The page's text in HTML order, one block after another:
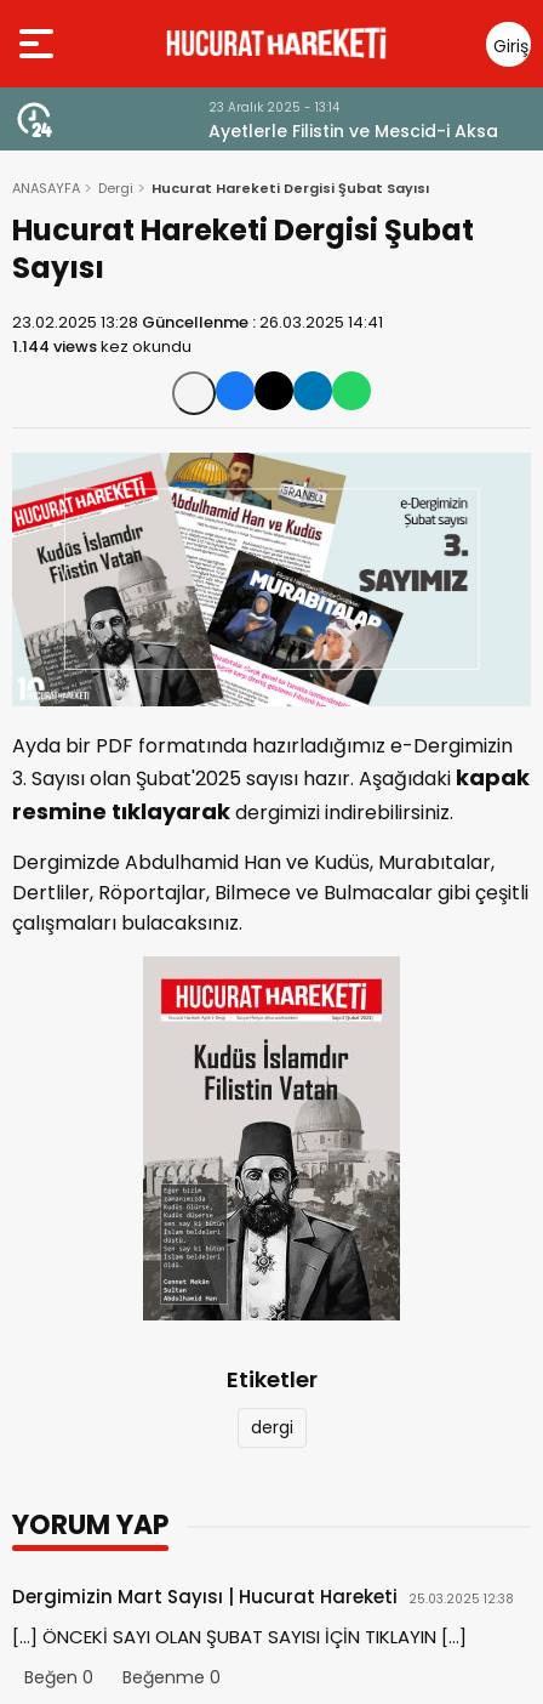
Giriş
Yap
Ayetlerle Filistin ve Mescid-i Aksa
ANASAYFA Dergi Hucurat Hareketi Dergisi Şubat Sayısı
Hucurat Hareketi Dergisi Şubat
Sayısı
23.02.2025 13:28 Güncellenme :26.03.2025 14:41
1.144 viewskez okundu
Ayda bir PDF formatında hazırladığımız e-Dergimizin
3. Sayısı olan Şubat'2025 sayısı hazır. Aşağıdaki kapak
resmine tıklayarakdergimizi indirebilirsiniz.
Dergimizde Abdulhamid Han ve Kudüs, Murabıtalar,
Dertliler, Röportajlar, Bilmece ve Bulmacalar gibi çeşitli
çalışmaları bulacaksınız.
Etiketler
dergi
YORUM YAP
Dergimizin Mart Sayısı | Hucurat Hareketi 25.03.2025 12:38
[…] ÖNCEKİ SAYI OLAN ŞUBAT SAYISI İÇİN TIKLAYIN […]
Beğen 0 Beğenme 0